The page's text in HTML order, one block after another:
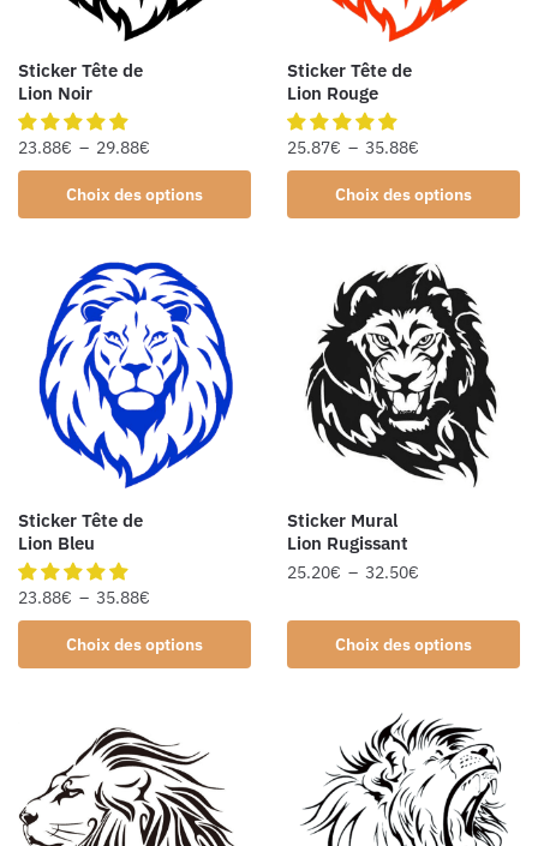
Sticker Tête de
Lion Noir
23.88€ – 29.88€
Choix des options
Sticker Tête de
Lion Rouge
25.87€ – 35.88€
Choix des options
Sticker Tête de
Lion Bleu
23.88€ – 35.88€
Choix des options
Sticker Mural
Lion Rugissant
25.20€ – 32.50€
Choix des options